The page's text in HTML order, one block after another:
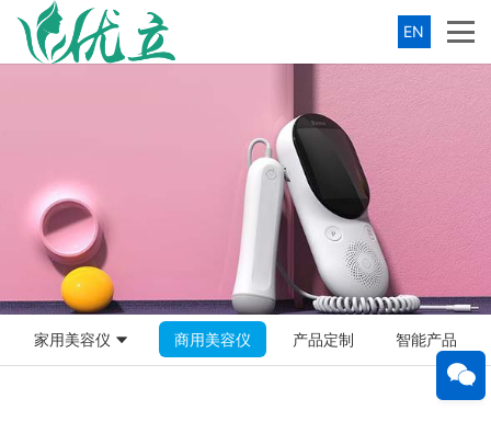
EN
家用美容仪 商用美容仪 产品定制 智能产品